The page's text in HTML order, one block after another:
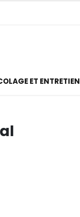
ET ENTRETIEN